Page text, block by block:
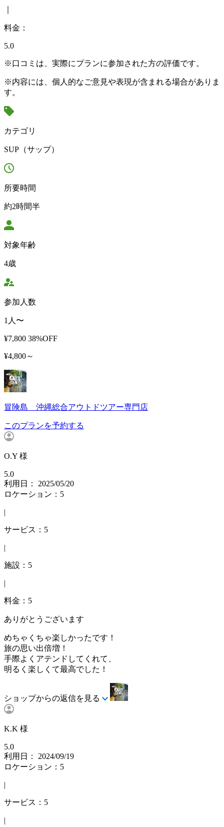
料金：
5.0
※口コミは、実際にプランに参加された方の評価です。
※内容には、個人的なご意見や表現が含まれる場合がありま
す。
カテゴリ
SUP（サップ）
所要時間
約2時間半
対象年齢
4歳
参加人数
1人〜
¥7,800 38%OFF
¥4,800～
冒険島 沖縄総合アウトドツアー専門店
このプランを予約する
O.Y 様
5.0
利用日： 2025/05/20
ロケーション：5
|
サービス：5
|
施設：5
|
料金：5
ありがとうございます
めちゃくちゃ楽しかったです！
旅の思い出倍増！
手際よくアテンドしてくれて、
明るく楽しくて最高でした！
ショップからの返信を見る
K.K 様
5.0
利用日： 2024/09/19
ロケーション：5
|
サービス：5
|